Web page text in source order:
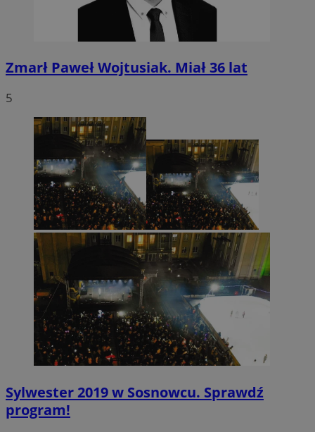
Zmarł Paweł Wojtusiak. Miał 36 lat
5
Sylwester 2019 w Sosnowcu. Sprawdź
program!
CookieScriptConsent
CookieScript
sosnowiecki.pl
4 tygodnie 2